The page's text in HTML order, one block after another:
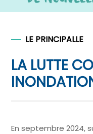
LE PRINCIPALLE
LA LUTTE
En septembre 2024,